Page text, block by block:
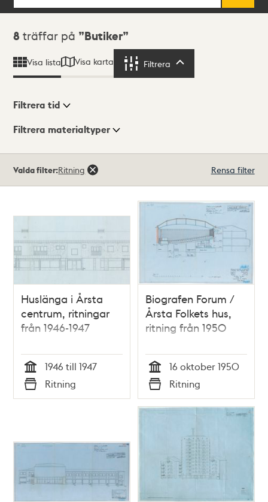
Sökresultat
8 träffar på Butiker
Visa lista Visa karta Filtrera
Visningsläge
Filtrera tid
Filtrera materialtyper
träffar
Valda filter:Ritning Rensa filter
Huslänga i Årsta
centrum, ritningar
från 1946-1947
Tid
1946 till 1947
Typ
Ritning
Biografen Forum /
Årsta Folkets hus,
ritning från 1950
Tid
16 oktober 1950
Typ
Ritning